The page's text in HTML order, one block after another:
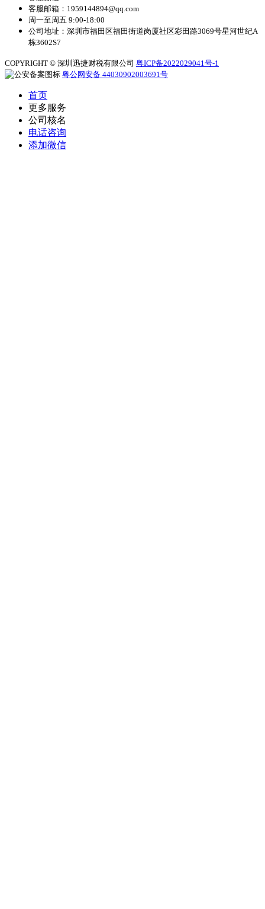
客服邮箱：1959144894@qq.com
周一至周五 9:00-18:00
公司地址：深圳市福田区福田街道岗厦社区彩田路3069号星河世纪A
栋3602S7
COPYRIGHT © 深圳迅捷财税有限公司 粤ICP备2022029041号-1
粤公网安备 44030902003691号
首页
更多服务
公司核名
电话咨询
添加微信